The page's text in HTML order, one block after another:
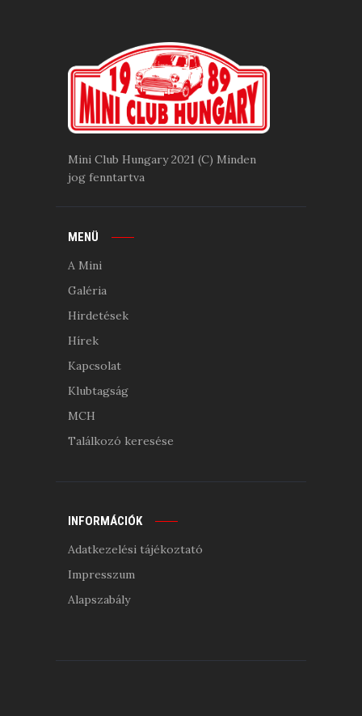
Mini Club Hungary 2021 (C) Minden
jog fenntartva
MENÜ
A Mini
Galéria
Hirdetések
Hírek
Kapcsolat
Klubtagság
MCH
Találkozó keresése
INFORMÁCIÓK
Adatkezelési tájékoztató
Impresszum
Alapszabály